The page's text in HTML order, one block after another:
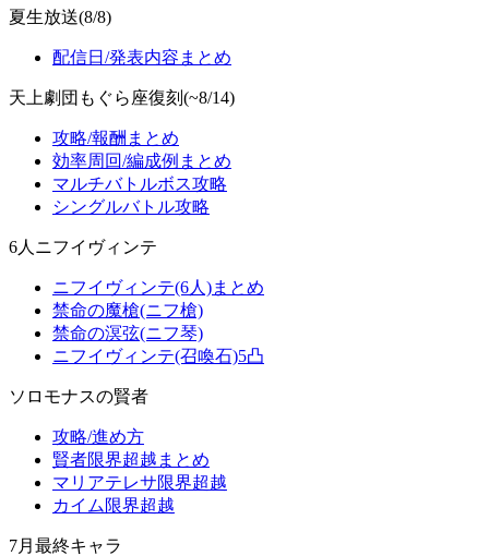
夏生放送(8/8)
配信日/発表内容まとめ
天上劇団もぐら座復刻(~8/14)
攻略/報酬まとめ
効率周回/編成例まとめ
マルチバトルボス攻略
シングルバトル攻略
6人ニフイヴィンテ
ニフイヴィンテ(6人)まとめ
禁命の魔槍(ニフ槍)
禁命の溟弦(ニフ琴)
ニフイヴィンテ(召喚石)5凸
ソロモナスの賢者
攻略/進め方
賢者限界超越まとめ
マリアテレサ限界超越
カイム限界超越
7月最終キャラ